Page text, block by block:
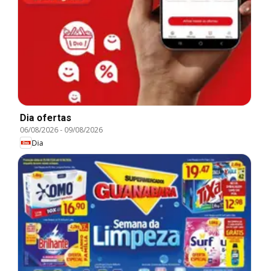
Dia ofertas
06/08/2026- 09/08/2026
Dia